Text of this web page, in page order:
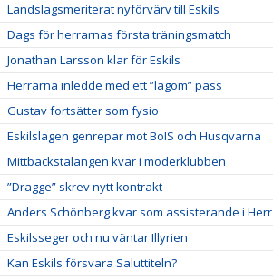
Landslagsmeriterat nyförvärv till Eskils
Dags för herrarnas första träningsmatch
Jonathan Larsson klar för Eskils
Herrarna inledde med ett ”lagom” pass
Gustav fortsätter som fysio
Eskilslagen genrepar mot BoIS och Husqvarna
Mittbackstalangen kvar i moderklubben
”Dragge” skrev nytt kontrakt
Anders Schönberg kvar som assisterande i Herr
Eskilsseger och nu väntar Illyrien
Kan Eskils försvara Saluttiteln?